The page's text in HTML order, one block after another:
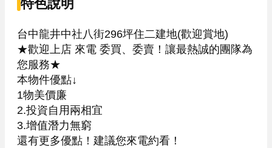
特色說明
台中龍井中社八街296坪住二建地(歡迎賞地)
★歡迎上店 來電 委買、委賣！讓最熱誠的團隊為
您服務★
本物件優點↓
1物美價廉
2.投資自用兩相宜
3.增值潛力無窮
還有更多優點！建議您來電約看！